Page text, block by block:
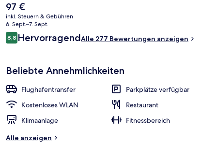
Der
aktuelle
Preis
beträgt
97 €.
97 €
inkl. Steuern & Gebühren
6. Sept.–7. Sept.
Bewertungen
8,88,8 von 10.
HervorragendAlle 277 Bewertungen anzeigen
Beliebte Annehmlichkeiten
Flughafentransfer
Parkplätze verfügbar
Kostenloses WLAN
Restaurant
Klimaanlage
Fitnessbereich
Alle anzeigen